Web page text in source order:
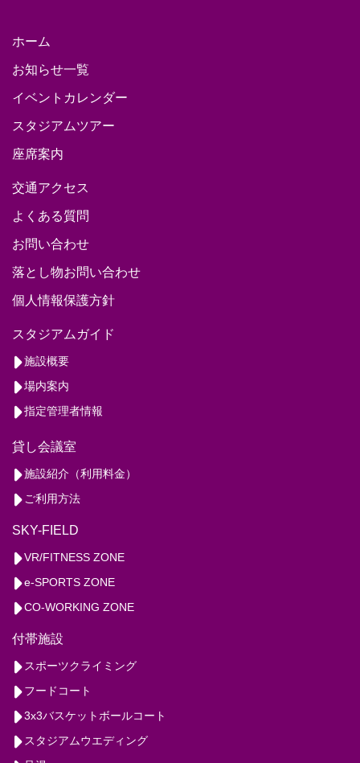
ホーム
お知らせ一覧
イベントカレンダー
スタジアムツアー
座席案内
交通アクセス
よくある質問
お問い合わせ
落とし物お問い合わせ
個人情報保護方針
スタジアムガイド
施設概要
場内案内
指定管理者情報
貸し会議室
施設紹介（利用料金）
ご利用方法
SKY-FIELD
VR/FITNESS ZONE
e-SPORTS ZONE
CO-WORKING ZONE
付帯施設
スポーツクライミング
フードコート
3x3バスケットボールコート
スタジアムウエディング